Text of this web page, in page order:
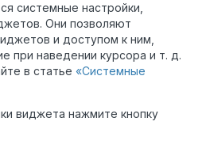
системные настройки,
Они позволяют
и доступом к ним,
при наведении курсора и т. д.
в статье «Системные
виджета нажмите кнопку